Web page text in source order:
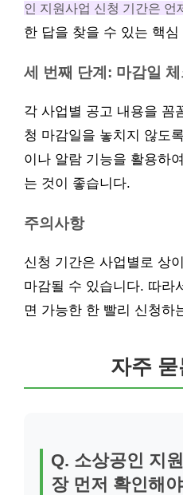
인 지원사업 신청 기간은 언
한 답을 찾을 수 있는 핵
세 번째 단계: 마감일
각 사업별 공고 내용을 꼼
청 마감일을 놓치지 않도
이나 알람 기능을 활용하
는 것이 좋습니다.
주의사항
신청 기간은 사업별로 상
마감될 수 있습니다. 따라
면 가능한 한 빨리 신청하
자주
Q. 소상공인 지
장 먼저 확인해